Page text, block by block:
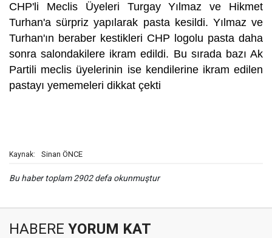
CHP'li Meclis Üyeleri Turgay Yılmaz ve Hikmet
Turhan'a sürpriz yapılarak pasta kesildi. Yılmaz ve
Turhan'ın beraber kestikleri CHP logolu pasta daha
sonra salondakilere ikram edildi. Bu sırada bazı Ak
Partili meclis üyelerinin ise kendilerine ikram edilen
pastayı yememeleri dikkat çekti
Kaynak: Sinan ÖNCE
Bu haber toplam 2902 defa okunmuştur
HABERE YORUM KAT